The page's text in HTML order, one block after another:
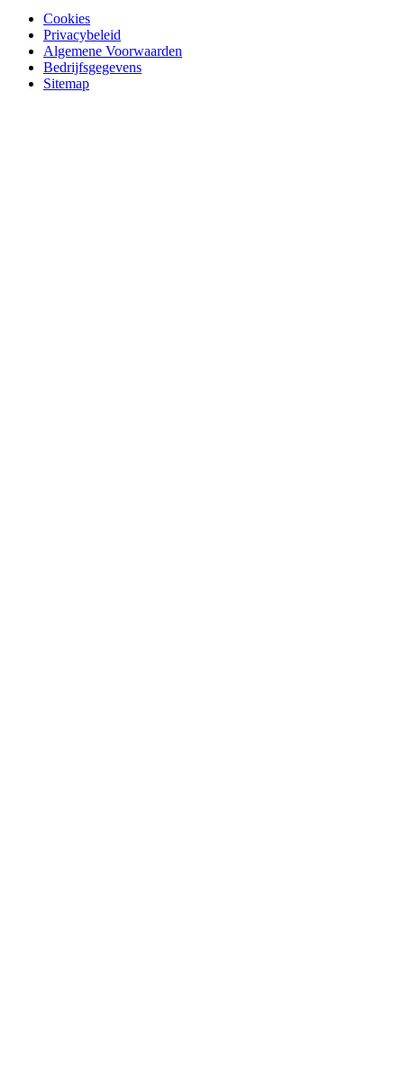
Cookies
Privacybeleid
Algemene Voorwaarden
Bedrijfsgegevens
Sitemap